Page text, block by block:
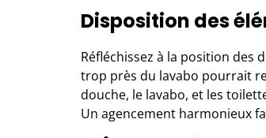
Disposition des
Réfléchissez à la position des
trop près du lavabo pourrait
douche, le lavabo, et les
Un agencement harmonieux